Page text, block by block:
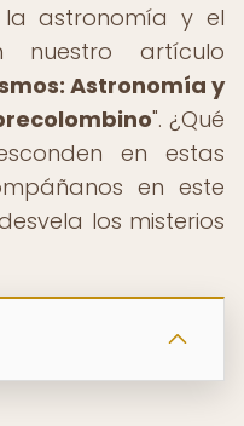
la astronomía y el
nuestro artículo
Astronomía y
". ¿Qué
en estas
en este
los misterios